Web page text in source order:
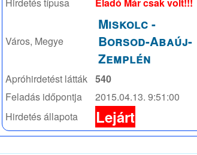
Város, Megye
Miskolc -
Borsod-Abaúj-
Zemplén
Apróhirdetést látták 540
Feladás időpontja
2015.04.13. 9:51:00
Hirdetés állapota
Lejárt